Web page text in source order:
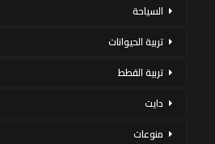
السياحة
تربية الحيوانات
تربية القطط
دايت
منوعات